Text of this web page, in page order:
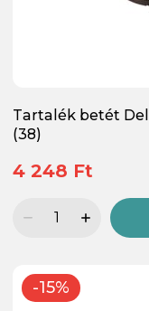
Tartalék betét
(38)
4 248 Ft
-15%